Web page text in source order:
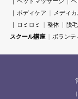
ボディケア
メディ
ロミロミ
整体 脱毛
スクール講座
ボランテ